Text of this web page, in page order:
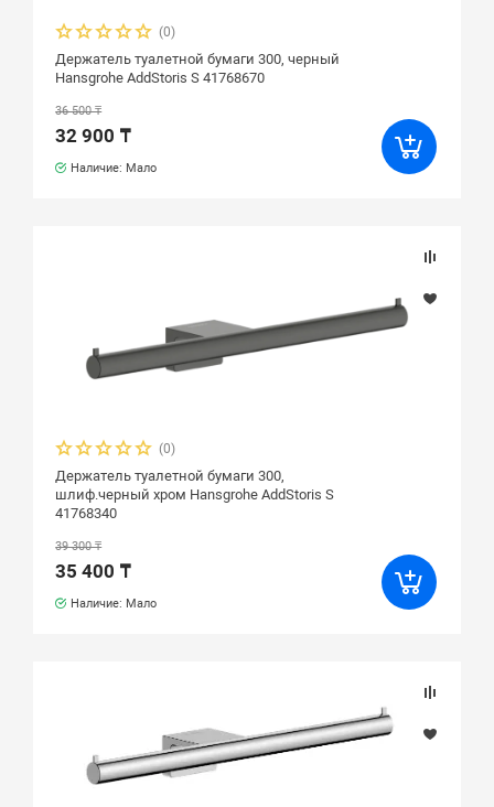
(0)
Держатель туалетной бумаги 300, черный
Hansgrohe AddStoris S 41768670
36 500 ₸
32 900 ₸
Наличие: Мало
(0)
Держатель туалетной бумаги 300,
шлиф.черный хром Hansgrohe AddStoris S
41768340
39 300 ₸
35 400 ₸
Наличие: Мало